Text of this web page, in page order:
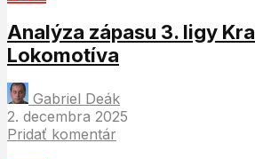
Analýza zápasu 3. ligy
Lokomotíva
Gabriel Deák
2. decembra 2025
Pridať komentár